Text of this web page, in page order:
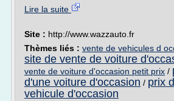
Lire la suite
Site : http://www.wazzauto.fr
Thèmes liés : vente de vehicules d
site de vente de voiture
vente de voiture d'occasion petit prix /
d'une voiture d'occasion / prix
vehicule d'occasion